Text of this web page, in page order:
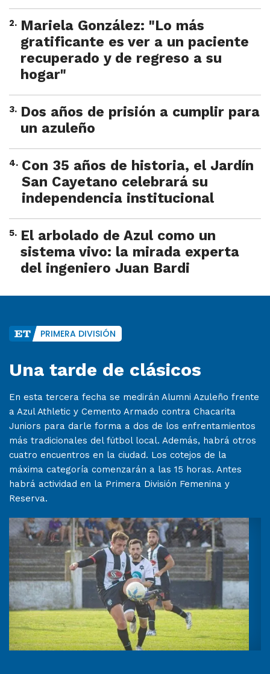
2. Mariela González: "Lo más
gratificante es ver a un paciente
recuperado y de regreso a su
hogar"
3. Dos años de prisión a cumplir para
un azuleño
4. Con 35 años de historia, el Jardín
San Cayetano celebrará su
independencia institucional
5. El arbolado de Azul como un
sistema vivo: la mirada experta
del ingeniero Juan Bardi
PRIMERA DIVISIÓN
Una tarde de clásicos
En esta tercera fecha se medirán Alumni Azuleño frente
a Azul Athletic y Cemento Armado contra Chacarita
Juniors para darle forma a dos de los enfrentamientos
más tradicionales del fútbol local. Además, habrá otros
cuatro encuentros en la ciudad. Los cotejos de la
máxima categoría comenzarán a las 15 horas. Antes
habrá actividad en la Primera División Femenina y
Reserva.